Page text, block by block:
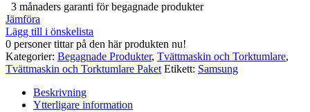
3 månaders garanti för begagnade produkter
Jämföra
Lägg till i önskelista
0 personer tittar på den här produkten nu!
Kategorier: Begagnade Produkter, Tvättmaskin och Torktumlare,
Tvättmaskin och Torktumlare Paket Etikett: Samsung
Beskrivning
Ytterligare information